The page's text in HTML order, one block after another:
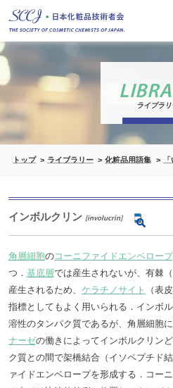
ライブラリ
トップ ライブラリー 化粧品用語集
インボルクリン [involucrin]
角層細胞のコーニファイドエンベロープ
つ． 基底層では産生されないが、有棘
産生されるため、 ケラチノサイト
（表
指標としてもよく用いられる．インボ
溶性のタンパク質であるが、角層細胞に
ナーゼの働きによってインボルクリン
ク質との間で架橋結合（イソペプチド
ァイドエンベロープを形成する．コー